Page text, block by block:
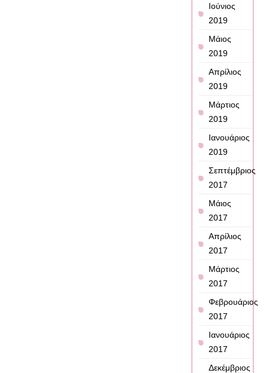
Ιούνιος
2019
Μάιος
2019
Απρίλιος
2019
Μάρτιος
2019
Ιανουάριος
2019
Σεπτέμβριος
2017
Μάιος
2017
Απρίλιος
2017
Μάρτιος
2017
Φεβρουάριος
2017
Ιανουάριος
2017
Δεκέμβριος